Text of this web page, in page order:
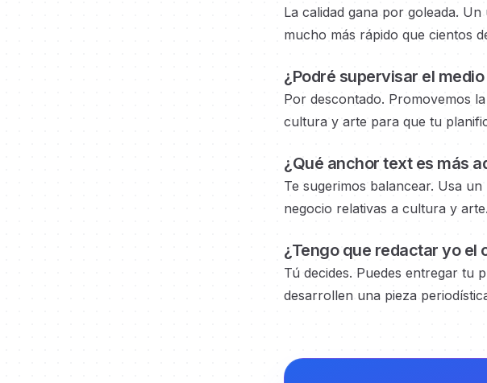
La calidad gana por goleada.
mucho más rápido que cientos
¿Podré supervisar el medio
Por descontado. Promovemos
cultura y arte para que tu
¿Qué anchor text es más
Te sugerimos balancear. Usa
negocio relativas a cultura y arte.
¿Tengo que redactar yo el
Tú decides. Puedes entregar tu
desarrollen una pieza